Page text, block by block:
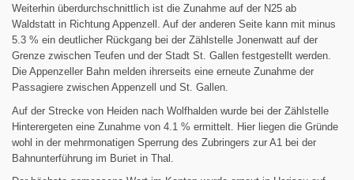
Weiterhin überdurchschnittlich ist die Zunahme auf der N25 ab
Waldstatt in Richtung Appenzell. Auf der anderen Seite kann mit minus
5.3 % ein deutlicher Rückgang bei der Zählstelle Jonenwatt auf der
Grenze zwischen Teufen und der Stadt St. Gallen festgestellt werden.
Die Appenzeller Bahn melden ihrerseits eine erneute Zunahme der
Passagiere zwischen Appenzell und St. Gallen.
Auf der Strecke von Heiden nach Wolfhalden wurde bei der Zählstelle
Hinterergeten eine Zunahme von 4.1 % ermittelt. Hier liegen die Gründe
wohl in der mehrmonatigen Sperrung des Zubringers zur A1 bei der
Bahnunterführung im Buriet in Thal.